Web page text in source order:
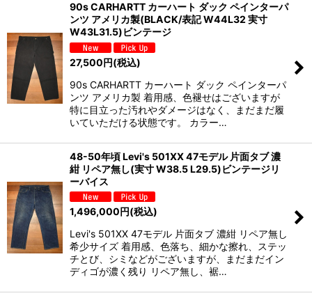
90s CARHARTT カーハート ダック ペインターパ
ンツ アメリカ製(BLACK/表記 W44L32 実寸
W43L31.5)ビンテージ
27,500円(税込)
90s CARHARTT カーハート ダック ペインターパ
ンツ アメリカ製 着用感、色褪せはございますが
特に目立った汚れやダメージはなく、まだまだ履
いていただける状態です。 カラー…
48-50年頃 Levi's 501XX 47モデル 片面タブ 濃
紺 リペア無し(実寸 W38.5 L29.5)ビンテージリ
ーバイス
1,496,000円(税込)
Levi's 501XX 47モデル 片面タブ 濃紺 リペア無し
希少サイズ 着用感、色落ち、細かな擦れ、ステッ
チとび、シミなどがございますが、まだまだイン
ディゴが濃く残り リペア無し、裾…